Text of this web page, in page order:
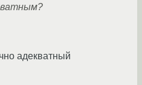
адекватный